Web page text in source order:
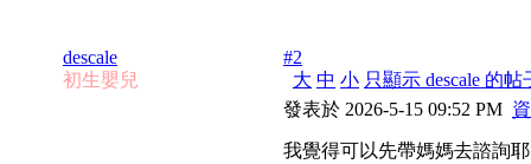
descale
初生嬰兒
#2
大 中 小 只顯示 descale 的帖
發表於 2026-5-15 09:52 PM
我覺得可以先帶媽媽去諮詢耶